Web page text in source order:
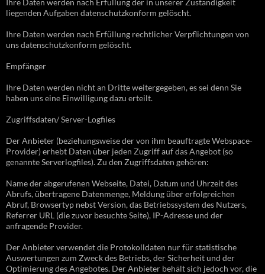
Ihre Daten werden nach Erfüllung der in unserer Zuständigkeit
liegenden Aufgaben datenschutzkonform gelöscht.
Ihre Daten werden nach Erfüllung rechtlicher Verpflichtungen von
uns datenschutzkonform gelöscht.
Empfänger
Ihre Daten werden nicht an Dritte weitergegeben, es sei denn Sie
haben uns eine Einwilligung dazu erteilt.
Zugriffsdaten/ Server-Logfiles
Der Anbieter (beziehungsweise der von ihm beauftragte Webspace-
Provider) erhebt Daten über jeden Zugriff auf das Angebot (so
genannte Serverlogfiles). Zu den Zugriffsdaten gehören:
Name der abgerufenen Webseite, Datei, Datum und Uhrzeit des
Abrufs, übertragene Datenmenge, Meldung über erfolgreichen
Abruf, Browsertyp nebst Version, das Betriebssystem des Nutzers,
Referrer URL (die zuvor besuchte Seite), IP-Adresse und der
anfragende Provider.
Der Anbieter verwendet die Protokolldaten nur für statistische
Auswertungen zum Zweck des Betriebs, der Sicherheit und der
Optimierung des Angebotes. Der Anbieter behält sich jedoch vor, die